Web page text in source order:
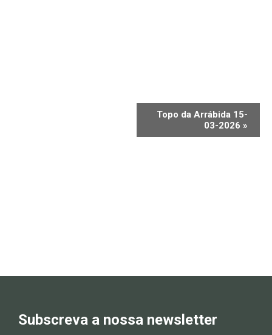
Topo da Arrábida 15-
03-2026 »
Subscreva a nossa newsletter